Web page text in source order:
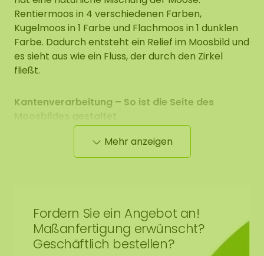
Rentiermoos in 4 verschiedenen Farben,
Kugelmoos in 1 Farbe und Flachmoos in 1 dunklen
Farbe. Dadurch entsteht ein Relief im Moosbild und
es sieht aus wie ein Fluss, der durch den Zirkel
fließt.
Kantenverarbeitung – So ist die Seite des
Die Seiten des Moosdot Moosbildes sind schwarz.
Den Rand des Moosbildes runden wir sauber bis zur
schwarzen Rückplatte ab.
Die Maße werden an der breitesten Stelle
gemessen.Die Abbildung zeigt das Muster eines
Moosdots-Set Moosbild in der Größe 100-100-100
Mehr anzeigen
Fordern Sie ein Angebot an!
Maßanfertigung erwünscht?
Geschäftlich bestellen?